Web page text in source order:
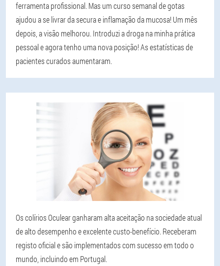
ferramenta profissional. Mas um curso semanal de gotas
ajudou a se livrar da secura e inflamação da mucosa! Um mês
depois, a visão melhorou. Introduzi a droga na minha prática
pessoal e agora tenho uma nova posição! As estatísticas de
pacientes curados aumentaram.
Os colírios Oculear ganharam alta aceitação na sociedade atual
de alto desempenho e excelente custo-benefício. Receberam
registo oficial e são implementados com sucesso em todo o
mundo, incluindo em Portugal.